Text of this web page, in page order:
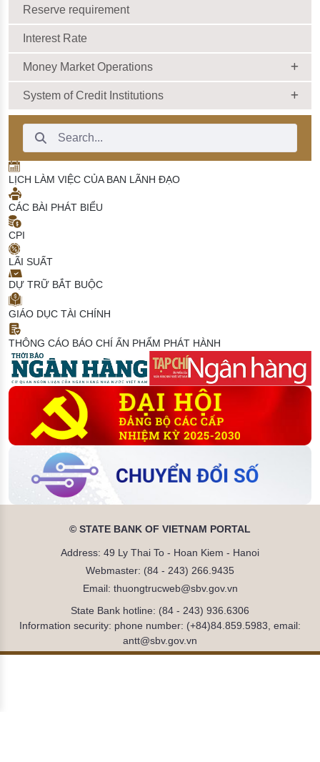
Reserve requirement
Interest Rate
Money Market Operations
System of Credit Institutions
Search Bar
LỊCH LÀM VIỆC CỦA BAN LÃNH ĐẠO
CÁC BÀI PHÁT BIỂU
CPI
LÃI SUẤT
DỰ TRỮ BẮT BUỘC
GIÁO DỤC TÀI CHÍNH
THÔNG CÁO BÁO CHÍ ẤN PHẨM PHÁT HÀNH
© STATE BANK OF VIETNAM PORTAL
Address: 49 Ly Thai To - Hoan Kiem - Hanoi
Webmaster: (84 - 243) 266.9435
Email: thuongtrucweb@sbv.gov.vn
State Bank hotline: (84 - 243) 936.6306
Information security: phone number: (+84)84.859.5983, email:
antt@sbv.gov.vn